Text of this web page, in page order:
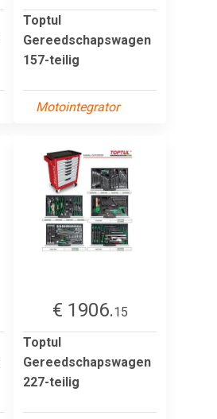
Toptul
Gereedschapswagen
157-teilig
Motointegrator
€ 1906.15
Toptul
Gereedschapswagen
227-teilig